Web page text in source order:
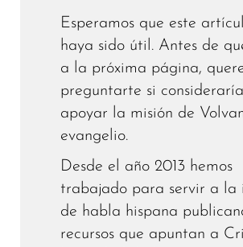
Esperamos que este
haya sido útil. Antes de
a la próxima página,
preguntarte si
apoyar la misión de
evangelio.
Desde el año 2013 hemos
trabajado para servir a la
de habla hispana
recursos que apuntan a